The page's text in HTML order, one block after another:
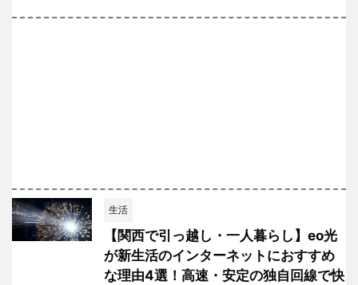
生活
【関西で引っ越し・一人暮らし】eo光
が新生活のインターネットにおすすめ
な理由4選！高速・安定の独自回線で快